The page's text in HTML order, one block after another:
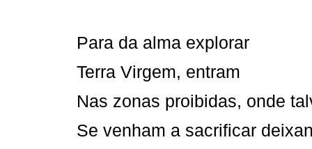
Para da alma explorar
Terra Virgem, entram
Nas zonas proibidas, onde
Se venham a sacrificar